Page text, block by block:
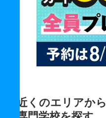
近くのエリアから